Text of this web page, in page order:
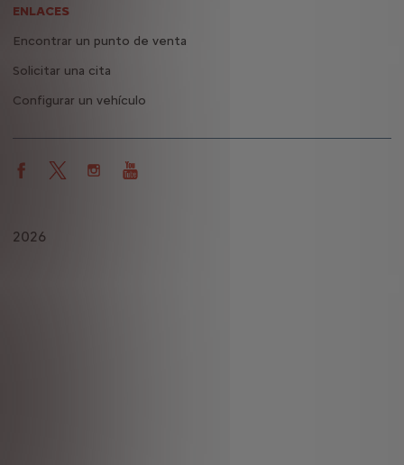
ENLACES
Encontrar un punto de venta
Solicitar una cita
Configurar un vehículo
2026